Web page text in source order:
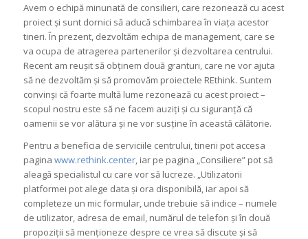
Avem o echipă minunată de consilieri, care rezonează cu acest
proiect și sunt dornici să aducă schimbarea în viața acestor
tineri. În prezent, dezvoltăm echipa de management, care se
va ocupa de atragerea partenerilor și dezvoltarea centrului.
Recent am reușit să obținem două granturi, care ne vor ajuta
să ne dezvoltăm și să promovăm proiectele REthink. Suntem
convinși că foarte multă lume rezonează cu acest proiect –
scopul nostru este să ne facem auziți și cu siguranță că
oamenii se vor alătura și ne vor susține în această călătorie.
Pentru a beneficia de serviciile centrului, tinerii pot accesa
pagina www.rethink.center, iar pe pagina „Consiliere” pot să
aleagă specialistul cu care vor să lucreze. „Utilizatorii
platformei pot alege data și ora disponibilă, iar apoi să
completeze un mic formular, unde trebuie să indice – numele
de utilizator, adresa de email, numărul de telefon și în două
propoziții să menționeze despre ce vrea să discute și să